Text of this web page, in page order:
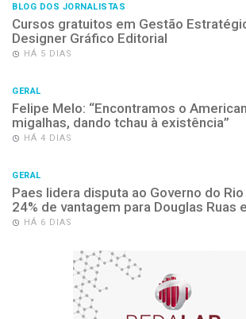
BLOG DOS JORNALISTAS
Cursos gratuitos em Gestão
Designer Gráfico Editorial
HÁ 5 DIAS
GERAL
Felipe Melo: “Encontramos o
migalhas, dando tchau à existência”
HÁ 4 DIAS
GERAL
Paes lidera disputa ao Governo do
24% de vantagem para Douglas Ruas
HÁ 6 DIAS